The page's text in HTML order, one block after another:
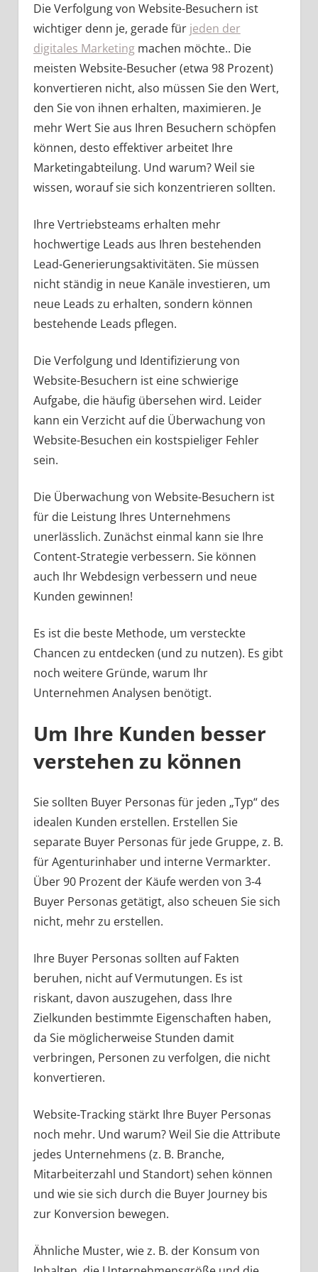
Die Verfolgung von Website-Besuchern ist
wichtiger denn je, gerade für jeden der
digitales Marketingmachen möchte.. Die
meisten Website-Besucher (etwa 98 Prozent)
konvertieren nicht, also müssen Sie den Wert,
den Sie von ihnen erhalten, maximieren. Je
mehr Wert Sie aus Ihren Besuchern schöpfen
können, desto effektiver arbeitet Ihre
Marketingabteilung. Und warum? Weil sie
wissen, worauf sie sich konzentrieren sollten.
Ihre Vertriebsteams erhalten mehr
hochwertige Leads aus Ihren bestehenden
Lead-Generierungsaktivitäten. Sie müssen
nicht ständig in neue Kanäle investieren, um
neue Leads zu erhalten, sondern können
bestehende Leads pflegen.
Die Verfolgung und Identifizierung von
Website-Besuchern ist eine schwierige
Aufgabe, die häufig übersehen wird. Leider
kann ein Verzicht auf die Überwachung von
Website-Besuchen ein kostspieliger Fehler
sein.
Die Überwachung von Website-Besuchern ist
für die Leistung Ihres Unternehmens
unerlässlich. Zunächst einmal kann sie Ihre
Content-Strategie verbessern. Sie können
auch Ihr Webdesign verbessern und neue
Kunden gewinnen!
Es ist die beste Methode, um versteckte
Chancen zu entdecken (und zu nutzen). Es gibt
noch weitere Gründe, warum Ihr
Unternehmen Analysen benötigt.
Um Ihre Kunden besser
verstehen zu können
Sie sollten Buyer Personas für jeden „Typ“ des
idealen Kunden erstellen. Erstellen Sie
separate Buyer Personas für jede Gruppe, z. B.
für Agenturinhaber und interne Vermarkter.
Über 90 Prozent der Käufe werden von 3-4
Buyer Personas getätigt, also scheuen Sie sich
nicht, mehr zu erstellen.
Ihre Buyer Personas sollten auf Fakten
beruhen, nicht auf Vermutungen. Es ist
riskant, davon auszugehen, dass Ihre
Zielkunden bestimmte Eigenschaften haben,
da Sie möglicherweise Stunden damit
verbringen, Personen zu verfolgen, die nicht
konvertieren.
Website-Tracking stärkt Ihre Buyer Personas
noch mehr. Und warum? Weil Sie die Attribute
jedes Unternehmens (z. B. Branche,
Mitarbeiterzahl und Standort) sehen können
und wie sie sich durch die Buyer Journey bis
zur Konversion bewegen.
Ähnliche Muster, wie z. B. der Konsum von